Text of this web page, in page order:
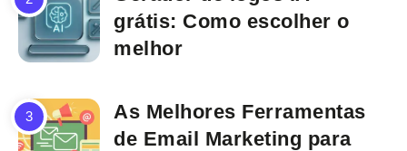
grátis: Como escolher o
melhor
As Melhores Ferramentas
de Email Marketing para